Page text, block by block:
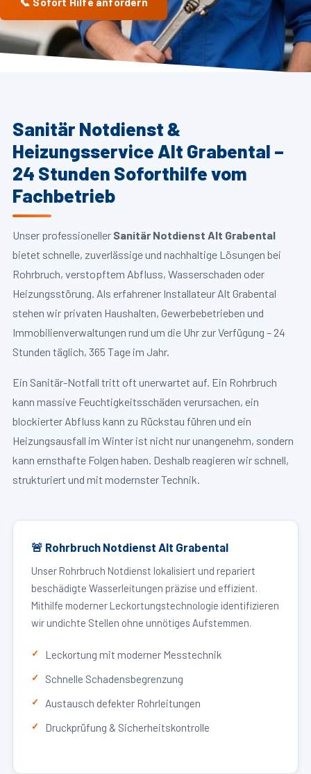
Sanitär Notdienst &
Heizungsservice Alt Grabental –
24 Stunden Soforthilfe vom
Fachbetrieb
Unser professioneller Sanitär Notdienst Alt Grabental
bietet schnelle, zuverlässige und nachhaltige Lösungen bei
Rohrbruch, verstopftem Abfluss, Wasserschaden oder
Heizungsstörung. Als erfahrener Installateur Alt Grabental
stehen wir privaten Haushalten, Gewerbebetrieben und
Immobilienverwaltungen rund um die Uhr zur Verfügung – 24
Stunden täglich, 365 Tage im Jahr.
Ein Sanitär-Notfall tritt oft unerwartet auf. Ein Rohrbruch
kann massive Feuchtigkeitsschäden verursachen, ein
blockierter Abfluss kann zu Rückstau führen und ein
Heizungsausfall im Winter ist nicht nur unangenehm, sondern
kann ernsthafte Folgen haben. Deshalb reagieren wir schnell,
strukturiert und mit modernster Technik.
🚨 Rohrbruch Notdienst Alt Grabental
Unser Rohrbruch Notdienst lokalisiert und repariert
beschädigte Wasserleitungen präzise und effizient.
Mithilfe moderner Leckortungstechnologie identifizieren
wir undichte Stellen ohne unnötiges Aufstemmen.
Leckortung mit moderner Messtechnik
Schnelle Schadensbegrenzung
Austausch defekter Rohrleitungen
Druckprüfung & Sicherheitskontrolle